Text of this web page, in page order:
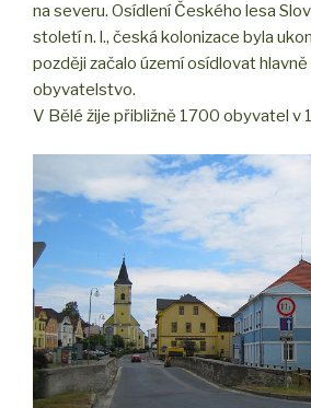
na severu. Osídlení Českého lesa
století n. l., česká kolonizace byla
později začalo území osídlovat
obyvatelstvo.
V Bělé žije přibližně 1700 obyvatel v